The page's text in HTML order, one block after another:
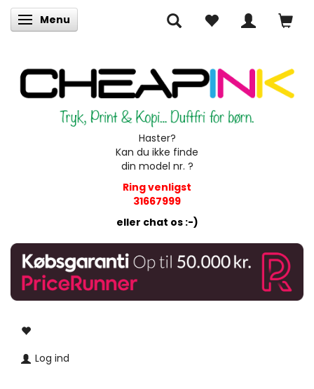
Skifte navigation
Menu
Haster?
Kan du ikke finde
din model nr. ?
Ring venligst
31667999
eller chat os :-)
Log ind